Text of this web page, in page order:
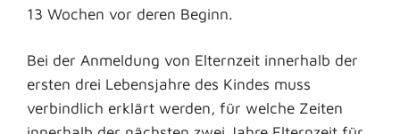
13 Wochen vor deren Beginn.
Bei der Anmeldung von Elternzeit innerhalb der
ersten drei Lebensjahre des Kindes muss
verbindlich erklärt werden, für welche Zeiten